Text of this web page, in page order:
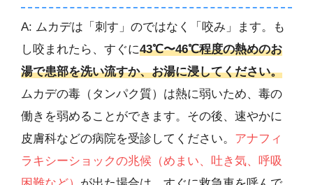
A: ムカデは「刺す」のではなく「咬み」ます。も
し咬まれたら、すぐに43℃〜46℃程度の熱めのお
湯で患部を洗い流すか、お湯に浸してください。
ムカデの毒（タンパク質）は熱に弱いため、毒の
働きを弱めることができます。その後、速やかに
皮膚科などの病院を受診してください。 アナフィ
ラキシーショックの兆候（めまい、吐き気、呼吸